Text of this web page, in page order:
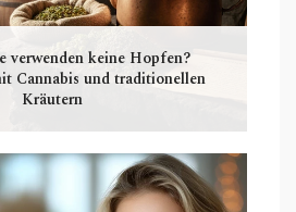
verwenden keine Hopfen?
Cannabis und traditionellen
Kräutern